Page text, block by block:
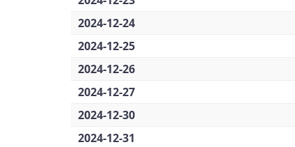
2024-12-24
2024-12-25
2024-12-26
2024-12-27
2024-12-30
2024-12-31